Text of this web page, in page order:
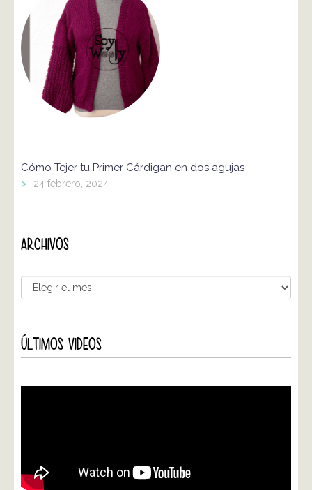
Cómo Tejer tu Primer Cárdigan en dos agujas
> 24 febrero, 2024
ARCHIVOS
ÚLTIMOS VIDEOS